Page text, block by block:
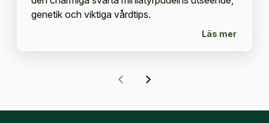
genetik och viktiga vårdtips.
Läs mer